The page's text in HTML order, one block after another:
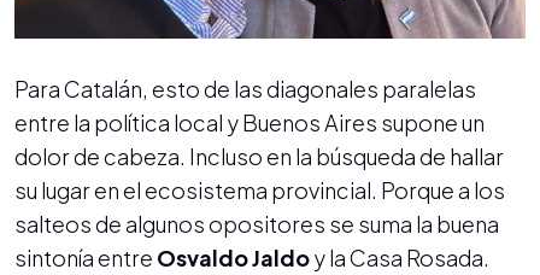
Para Catalán, esto de las diagonales paralelas
entre la política local y Buenos Aires supone un
dolor de cabeza. Incluso en la búsqueda de hallar
su lugar en el ecosistema provincial. Porque a los
salteos de algunos opositores se suma la buena
sintonía entre Osvaldo Jaldoy la Casa Rosada.